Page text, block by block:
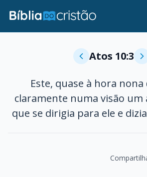
Atos 10:3
Este, quase à hora nona
claramente numa visão um
que se dirigia para ele e